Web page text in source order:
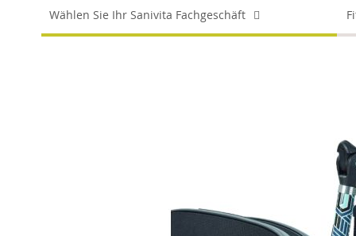
Wählen Sie Ihr Sanivita Fachgeschäft